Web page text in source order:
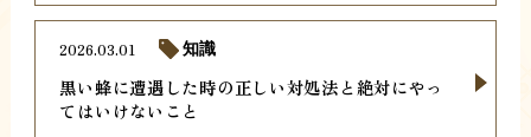
黒い蜂に遭遇した時の正しい対処法と絶対にやっ
てはいけないこと
2026.03.01 知識